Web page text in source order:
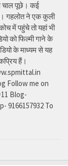
चाल पूछे। कई
गहलोत ने एक कुली
में पहुंचे तो यहां भी
को फिल्मी गाने के
के माध्यम से यह
हैं।
Follow me on
Blog-
9166157932 To